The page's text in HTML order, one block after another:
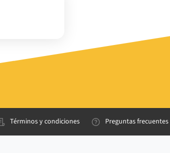
Términos y condiciones Preguntas frecuentes